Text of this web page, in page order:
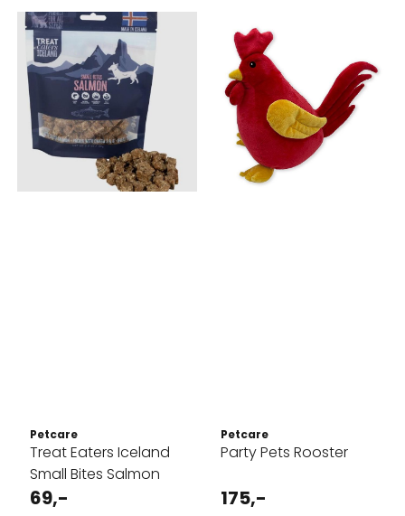
Petcare
Treat Eaters Iceland
Small Bites Salmon
69,-
Petcare
Party Pets Rooster
175,-